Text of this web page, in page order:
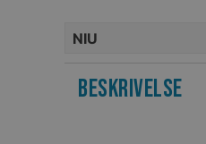
NIU
Beskrivelse